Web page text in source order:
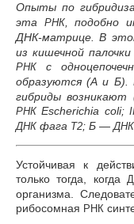
Опыты по
эта РНК, подобно
ДНК-матрице. В
из кишечной
РНК с
образуются (А и
гибриды
РНК Escherichia coli;
ДНК фага Т2; Б — ДНК
Устойчивая к
только тогда, когда
организма.
рибосомная РНК